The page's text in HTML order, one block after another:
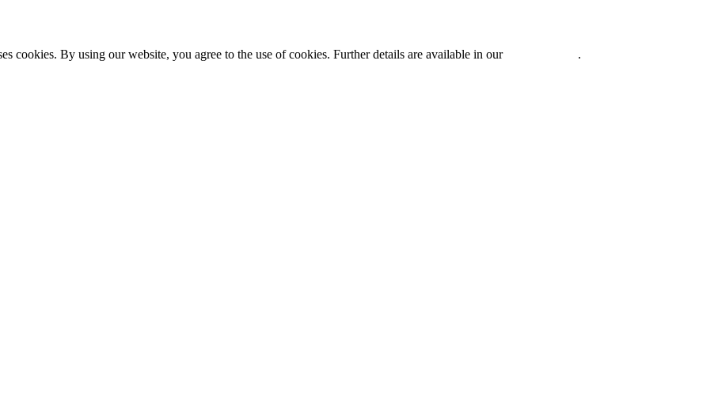
cookies. By using our website, you agree to the use of cookies. Further details are available in our .